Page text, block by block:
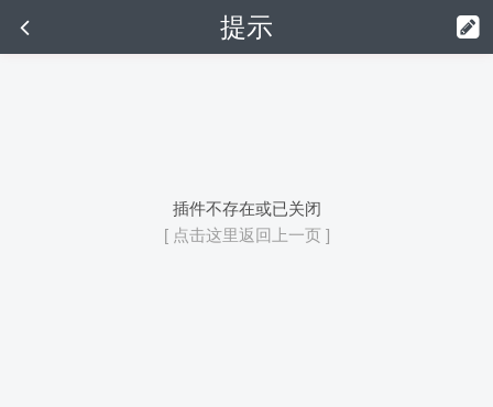
提示
插件不存在或已关闭
[ 点击这里返回上一页 ]